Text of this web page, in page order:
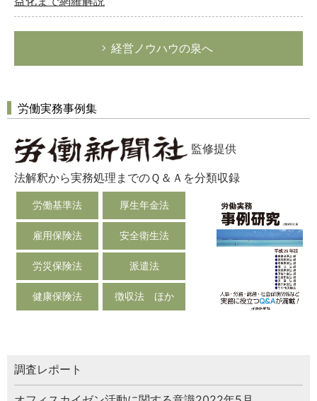
経営ノウハウの泉へ
労働実務事例集
監修提供
法解釈から実務処理までのＱ＆Ａを分類収録
労働基準法 厚生年金法
雇用保険法 安全衛生法
労災保険法 派遣法
健康保険法 徴収法 ほか
調査レポート